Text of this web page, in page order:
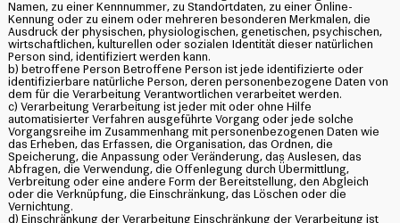
Namen, zu einer Kennnummer, zu Standortdaten, zu einer Online-
Kennung oder zu einem oder mehreren besonderen Merkmalen, die
Ausdruck der physischen, physiologischen, genetischen, psychischen,
wirtschaftlichen, kulturellen oder sozialen Identität dieser natürlichen
Person sind, identifiziert werden kann.
b) betroffene Person Betroffene Person ist jede identifizierte oder
identifizierbare natürliche Person, deren personenbezogene Daten von
dem für die Verarbeitung Verantwortlichen verarbeitet werden.
c) Verarbeitung Verarbeitung ist jeder mit oder ohne Hilfe
automatisierter Verfahren ausgeführte Vorgang oder jede solche
Vorgangsreihe im Zusammenhang mit personenbezogenen Daten wie
das Erheben, das Erfassen, die Organisation, das Ordnen, die
Speicherung, die Anpassung oder Veränderung, das Auslesen, das
Abfragen, die Verwendung, die Offenlegung durch Übermittlung,
Verbreitung oder eine andere Form der Bereitstellung, den Abgleich
oder die Verknüpfung, die Einschränkung, das Löschen oder die
Vernichtung.
d) Einschränkung der Verarbeitung Einschränkung der Verarbeitung ist